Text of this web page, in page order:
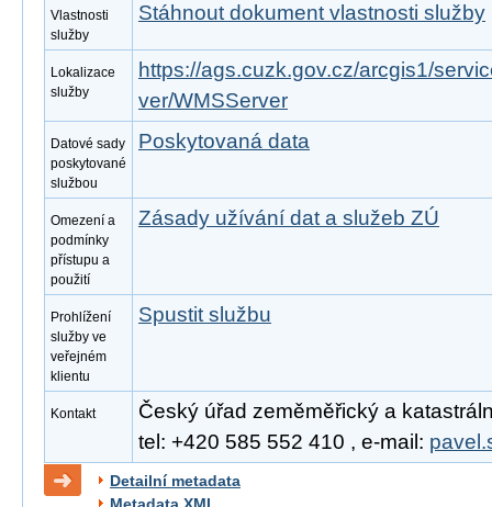
Vlastnosti
služby
Stáhnout dokument vlastnosti služby
Lokalizace
služby
https://ags.cuzk.gov.cz/arcgis1/
ver/WMSServer
Datové sady
poskytované
službou
Poskytovaná data
Omezení a
podmínky
přístupu a
použití
Zásady užívání dat a služeb ZÚ
Prohlížení
služby ve
veřejném
klientu
Spustit službu
Kontakt
Český úřad zeměměřický a
tel: +420 585 552 410 , e-mail:
Detailní metadata